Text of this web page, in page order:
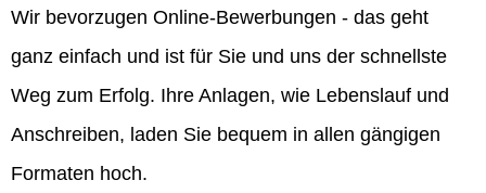
Wir bevorzugen Online-Bewerbungen - das geht
ganz einfach und ist für Sie und uns der schnellste
Weg zum Erfolg. Ihre Anlagen, wie Lebenslauf und
Anschreiben, laden Sie bequem in allen gängigen
Formaten hoch.